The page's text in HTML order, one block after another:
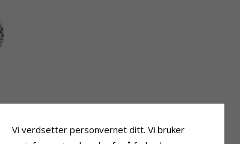
Vi verdsetter personvernet ditt. Vi bruker